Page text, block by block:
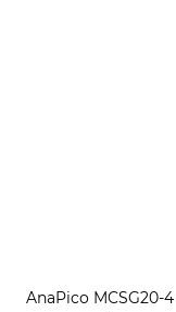
AnaPico MCSG20-